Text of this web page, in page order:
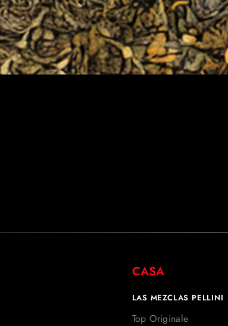
CASA
LAS MEZCLAS PELLINI
Top Originale